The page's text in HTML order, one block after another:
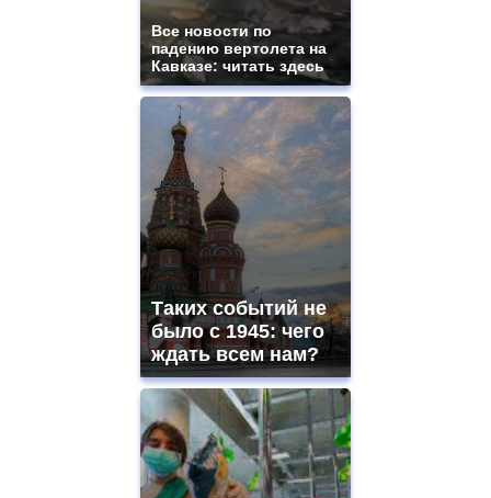
Все новости по
падению вертолета на
Кавказе: читать здесь
Таких событий не
было с 1945: чего
ждать всем нам?